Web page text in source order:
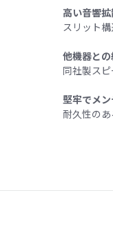
高い音響拡
スリット
他機器と
同社製ス
堅牢でメ
耐久性のあ